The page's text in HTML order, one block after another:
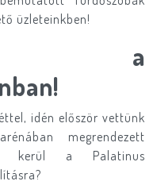
üzleteinkben!
a
idén először vettünk
megrendezett
kerül a Palatinus